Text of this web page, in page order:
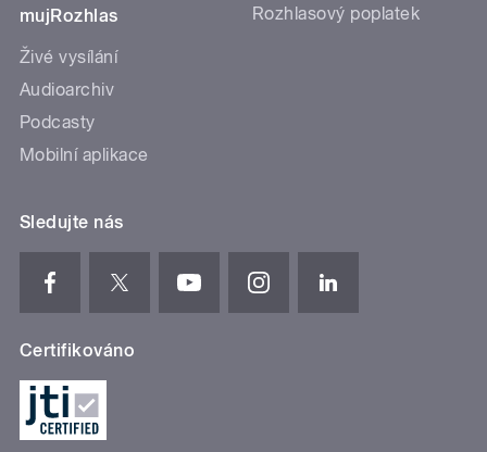
mujRozhlas
Živé vysílání
Audioarchiv
Podcasty
Mobilní aplikace
Rozhlasový poplatek
Sledujte nás
Certifikováno